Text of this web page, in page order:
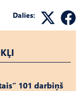
Dalies:
101 darbiņš